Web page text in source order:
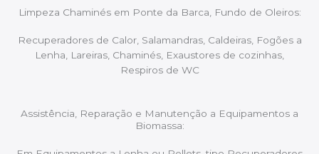
Limpeza Chaminés em Ponte da Barca, Fundo de Oleiros:
Recuperadores de Calor, Salamandras, Caldeiras, Fogões a
Lenha, Lareiras, Chaminés, Exaustores de cozinhas,
Respiros de WC
Assistência, Reparação e Manutenção a Equipamentos a
Biomassa: